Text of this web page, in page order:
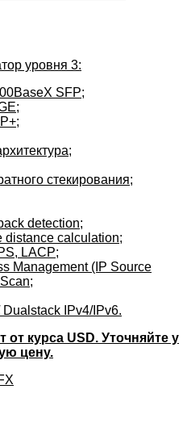
уровня 3:
SFP;
стекирования;
detection;
distance calculation;
LACP;
Management (IP Source
IPv4/IPv6.
курса USD. Уточняйте у
цену.